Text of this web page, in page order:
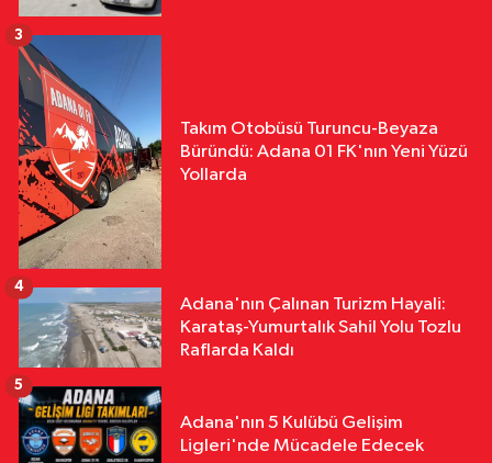
Takım Otobüsü Turuncu-Beyaza
Büründü: Adana 01 FK'nın Yeni Yüzü
Yollarda
3
Adana'nın Çalınan Turizm Hayali:
Karataş-Yumurtalık Sahil Yolu Tozlu
Raflarda Kaldı
4
Adana'nın 5 Kulübü Gelişim
Ligleri'nde Mücadele Edecek
5